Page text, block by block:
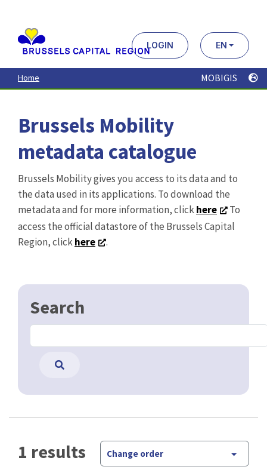
contenu
principal
LOGIN EN
Home MOBIGIS
Brussels Mobility
metadata catalogue
Brussels Mobility gives you access to its data and to
the data used in its applications. To download the
metadata and for more information, clickhere
To
access the official datastore of the Brussels Capital
Region, clickhere .
Search
1 results Change order